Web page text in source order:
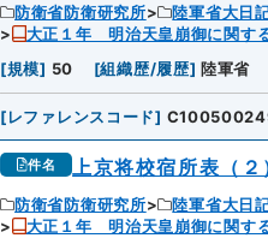
防衛省防衛研究所 陸軍省大日
大正１年 明治天皇崩御に関す
[規模] 50 [組織歴/履歴] 陸軍省
[レファレンスコード]
件名 上京将校宿所表（２
防衛省防衛研究所 陸軍省大日
大正１年 明治天皇崩御に関す